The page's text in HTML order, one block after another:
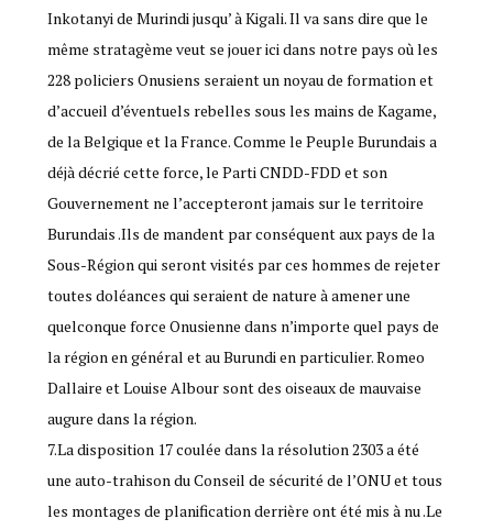
Inkotanyi de Murindi jusqu’ à Kigali. Il va sans dire que le
même stratagème veut se jouer ici dans notre pays où les
228 policiers Onusiens seraient un noyau de formation et
d’accueil d’éventuels rebelles sous les mains de Kagame,
de la Belgique et la France. Comme le Peuple Burundais a
déjà décrié cette force, le Parti CNDD-FDD et son
Gouvernement ne l’accepteront jamais sur le territoire
Burundais .Ils de mandent par conséquent aux pays de la
Sous-Région qui seront visités par ces hommes de rejeter
toutes doléances qui seraient de nature à amener une
quelconque force Onusienne dans n’importe quel pays de
la région en général et au Burundi en particulier. Romeo
Dallaire et Louise Albour sont des oiseaux de mauvaise
augure dans la région.
7.La disposition 17 coulée dans la résolution 2303 a été
une auto-trahison du Conseil de sécurité de l’ONU et tous
les montages de planification derrière ont été mis à nu .Le